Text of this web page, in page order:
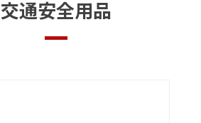
交通安全用品